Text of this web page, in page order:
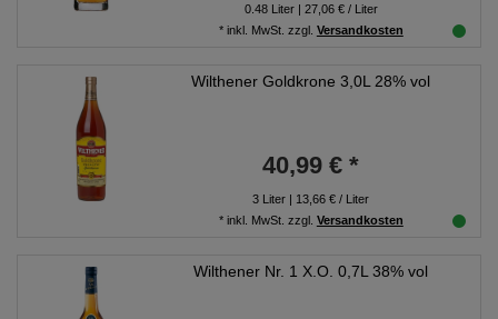
0.48Liter| 27,06 € / Liter
* inkl. MwSt. zzgl. Versandkosten
Wilthener Goldkrone 3,0L 28% vol
40,99 € *
3 Liter | 13,66 € / Liter
* inkl. MwSt. zzgl. Versandkosten
Wilthener Nr. 1 X.O. 0,7L 38% vol